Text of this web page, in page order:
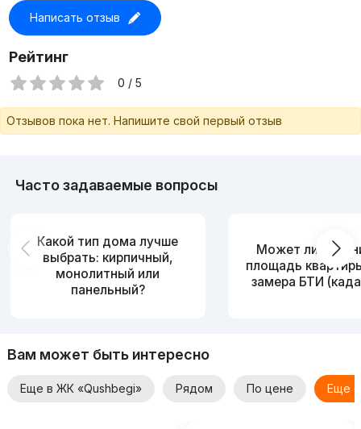
Написать отзыв
Рейтинг
0 / 5
Отзывов пока нет. Напишите свой первый отзыв
Часто задаваемые вопросы
Какой тип дома лучше
выбрать: кирпичный,
монолитный или
панельный?
Может ли
площадь
замера БТИ
Вам может быть интересно
Еще в ЖК «Qushbegi» Рядом По цене Еще